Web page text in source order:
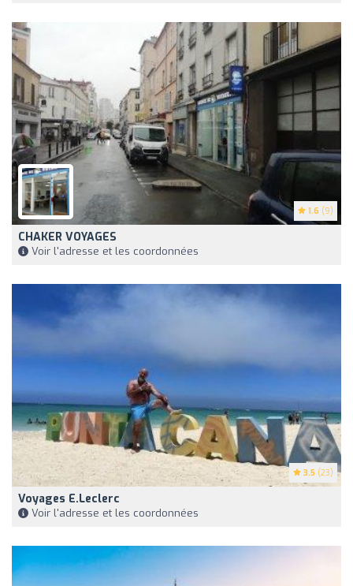
1.6 (9)
CHAKER VOYAGES
Voir l'adresse et les coordonnées
3.5 (23)
Voyages E.Leclerc
Voir l'adresse et les coordonnées